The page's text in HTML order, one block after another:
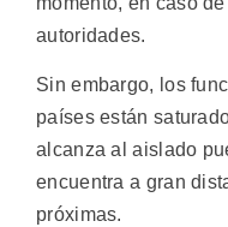
autoridades.
Sin embargo, los
países están
alcanza al aislado
encuentra a gran
próximas.